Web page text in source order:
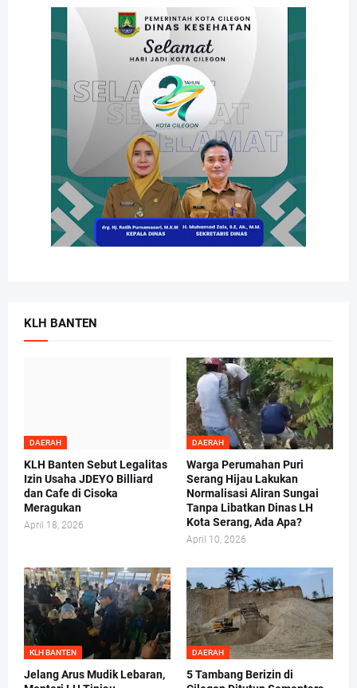
KLH BANTEN
DAERAH
KLH Banten Sebut Legalitas
Izin Usaha JDEYO Billiard
dan Cafe di Cisoka
Meragukan
April 18, 2026
DAERAH
Warga Perumahan Puri
Serang Hijau Lakukan
Normalisasi Aliran Sungai
Tanpa Libatkan Dinas LH
Kota Serang, Ada Apa?
April 10, 2026
KLH BANTEN
Jelang Arus Mudik Lebaran,
DAERAH
5 Tambang Berizin di